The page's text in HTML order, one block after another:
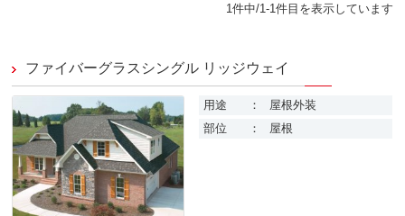
1件中/1-1件目を表示しています
ファイバーグラスシングル リッジウェイ
用途 ：
屋根外装
部位
： 屋根